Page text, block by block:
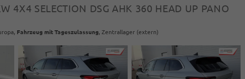
4X4 SELECTION DSG AHK 360 HEAD UP PANO
Fahrzeug mit Tageszulassung, Zentrallager (extern)